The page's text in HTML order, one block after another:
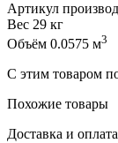
Артикул
Вес 29 кг
Объём 0.0575 м3
С этим товаром
Похожие товары
Доставка и оплата